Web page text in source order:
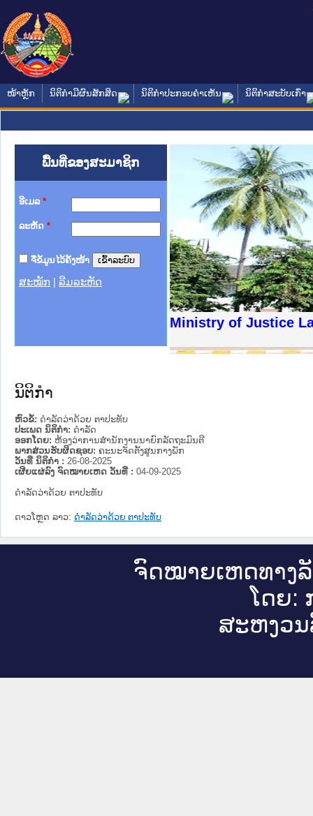
ໜ້າຫຼັກ ນິຕິກໍາມີຜົນສັກສິດ ນິຕິກໍາປະກອບຄໍາເຫັນ ນິຕິກໍາສະບັບເກົ່າ
ພື້ນທີ່ຂອງສະມາຊິກ
ອີເມລ *
ລະຫັດ *
ຈື່ຂໍ້ມູນໄວ້ຄັ້ງໜ້າ
ສະໝັກ ລືມລະຫັດ
Ministry of Justice
າຊົນ ພາກເໜືອ
ການ
ກາງ
ໃຕ້
ຕຳຫຼວດປະຊາຊົນ
ສັນຕິບານປະຊາຊົນ
ກເໜືອ
າຊົນ ພາກກາງ
ນິຕິກໍາ
ຫົວຂໍ້: ດຳລັດວ່າດ້ວຍ ຕາປະທັບ
ປະເພດ ນິຕິກໍາ: ດໍາລັດ
ອອກໂດຍ: ຫ້ອງວ່າການສຳນັກງານນາຍົກລັດຖະມົນຕີ
ພາກສ່ວນຮັບຜິດຊອບ: ຄະນະຈັດຕັ້ງສູນກາງພັກ
ວັນທີ່ ນິຕິກໍາ : 26-08-2025
ເຜີຍແຜ່ລົງ ຈົດໝາຍເຫດ ວັນທີ່ : 04-09-2025
ດຳລັດວ່າດ້ວຍ ຕາປະທັບ
ດາວໂຫຼດ ລາວ: ດຳລັດວ່າດ້ວຍ ຕາປະທັບ
ຈົດ​ໝາຍ​ເຫດ​ທາງ​
ໂດຍ:
ສະ​ຫງວນ​